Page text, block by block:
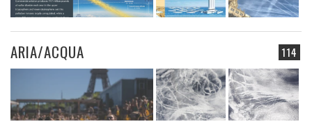
114
ARIA/ACQUA